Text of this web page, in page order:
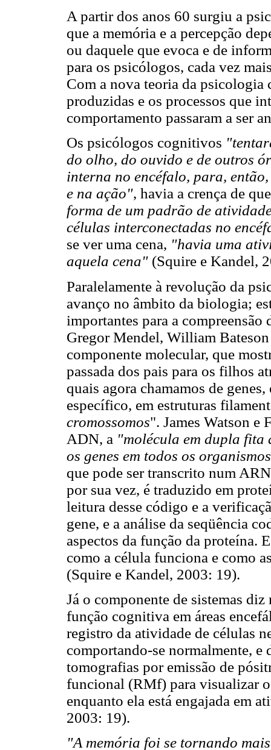
A partir dos anos 60 surgiu a
que a memória e a percepção
ou daquele que evoca e de
para os psicólogos, cada vez
Com a nova teoria da psicologia
produzidas e os processos que
comportamento passaram a ser
Os psicólogos cognitivos
do olho, do ouvido e de outros
interna no encéfalo, para,
e na ação", havia a crença de
forma de um padrão de
células interconectadas no
se ver uma cena, "havia uma
aquela cena" (Squire e Kandel,
Paralelamente à revolução da
avanço no âmbito da biologia;
importantes para a
Gregor Mendel, William
componente molecular, que
passada dos pais para os filhos
quais agora chamamos de
específico, em estruturas
cromossomos". James Watson e
ADN, a "molécula em dupla fita
os genes em todos os
que pode ser transcrito num
por sua vez, é traduzido em
leitura desse código e a
gene, e a análise da seqüência
aspectos da função da proteína.
como a célula funciona e como
(Squire e Kandel, 2003: 19).
Já o componente de sistemas
função cognitiva em áreas
registro da atividade de células
comportando-se normalmente, e
tomografias por emissão de
funcional (RMf) para visualizar
enquanto ela está engajada em
2003: 19).
"A memória foi se tornando